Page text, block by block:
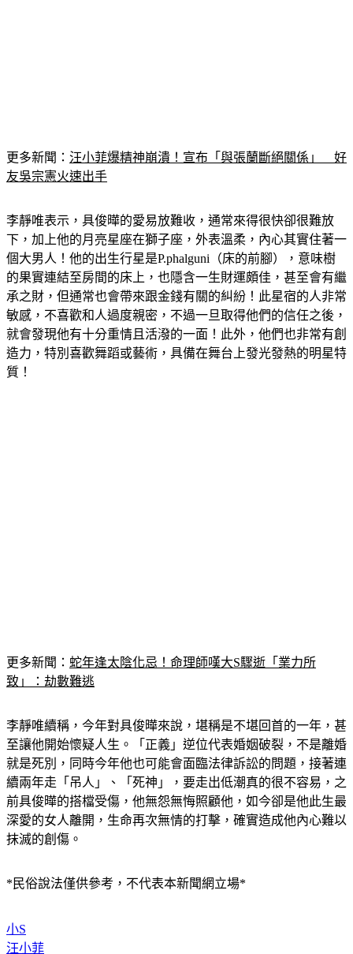
友吳宗憲火速出手
下，加上他的月亮星座在獅子座，外表溫柔，內心其實住著一
個大男人！他的出生行星是P.phalguni（床的前腳），意味樹
的果實連結至房間的床上，也隱含一生財運頗佳，甚至會有繼
承之財，但通常也會帶來跟金錢有關的糾紛！此星宿的人非常
敏感，不喜歡和人過度親密，不過一旦取得他們的信任之後，
就會發現他有十分重情且活潑的一面！此外，他們也非常有創
造力，特別喜歡舞蹈或藝術，具備在舞台上發光發熱的明星特
質！
致」：劫數難逃
至讓他開始懷疑人生。「正義」逆位代表婚姻破裂，不是離婚
就是死別，同時今年他也可能會面臨法律訴訟的問題，接著連
續兩年走「吊人」、「死神」，要走出低潮真的很不容易，之
前具俊曄的搭檔受傷，他無怨無悔照顧他，如今卻是他此生最
深愛的女人離開，生命再次無情的打擊，確實造成他內心難以
抹滅的創傷。
汪小菲
大S